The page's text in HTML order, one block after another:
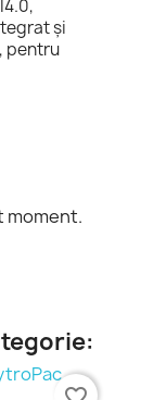
și
pentru
moment.